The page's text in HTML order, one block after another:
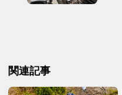
関連記事